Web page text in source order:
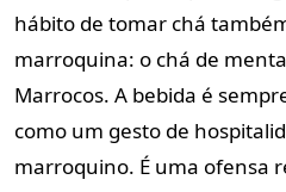
hábito de tomar chá
marroquina: o chá de
Marrocos. A bebida é
como um gesto de
marroquino. É uma ofensa